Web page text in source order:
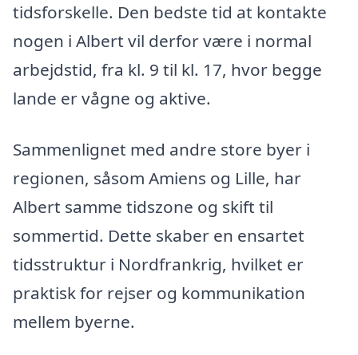
tidsforskelle. Den bedste tid at kontakte
nogen i Albert vil derfor være i normal
arbejdstid, fra kl. 9 til kl. 17, hvor begge
lande er vågne og aktive.
Sammenlignet med andre store byer i
regionen, såsom Amiens og Lille, har
Albert samme tidszone og skift til
sommertid. Dette skaber en ensartet
tidsstruktur i Nordfrankrig, hvilket er
praktisk for rejser og kommunikation
mellem byerne.